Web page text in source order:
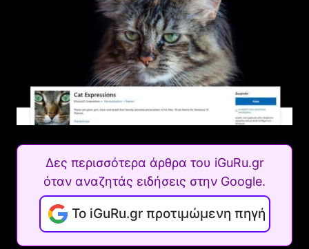
Δες περισσότερα άρθρα του iGuRu.gr
όταν αναζητάς ειδήσεις στην Google.
Το iGuRu.gr προτιμώμενη πηγή